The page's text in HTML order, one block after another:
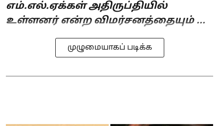
எம்.எல்.ஏக்கள் அதிருப்தியில்
உள்ளனர் என்ற விமர்சனத்தையும் ...
முழுமையாகப் படிக்க